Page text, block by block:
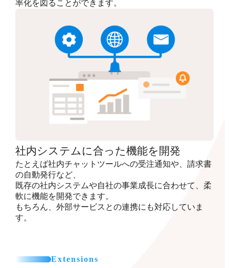
率化を図ることができます。
社内システムに合った機能を開発
たとえば社内チャットツールへの受注通知や、請求書
の自動発行など、
既存の社内システムや自社の事業成長に合わせて、柔
軟に機能を開発できます。
もちろん、外部サービスとの連携にも対応していま
す。
Extensions